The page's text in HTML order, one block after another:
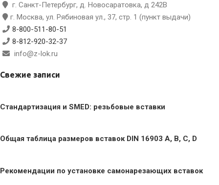
г. Санкт-Петербург, д. Новосаратовка, д 242В
г. Москва, ул. Рябиновая ул., 37, стр. 1 (пункт выдачи)
8-800-511-80-51
8-812-920-32-37
info@z-lok.ru
Свежие записи
Стандартизация и SMED: резьбовые вставки
Общая таблица размеров вставок DIN 16903 A, B, C, D
Рекомендации по установке самонарезающих вставок